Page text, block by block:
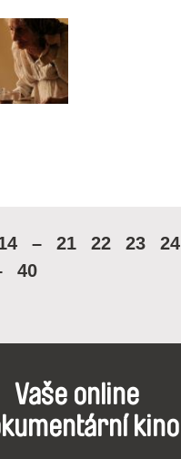
– 21 22 23 24
40
Vaše online
kino